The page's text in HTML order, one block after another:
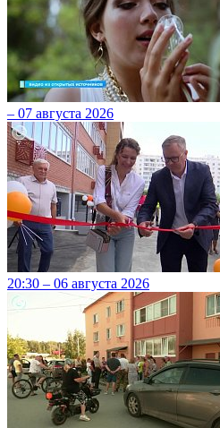
– 07 августа 2026
20:30 – 06 августа 2026